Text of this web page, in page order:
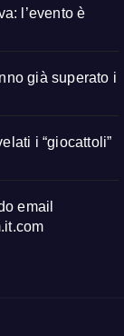
l’evento è
già superato i
i “giocattoli”
email